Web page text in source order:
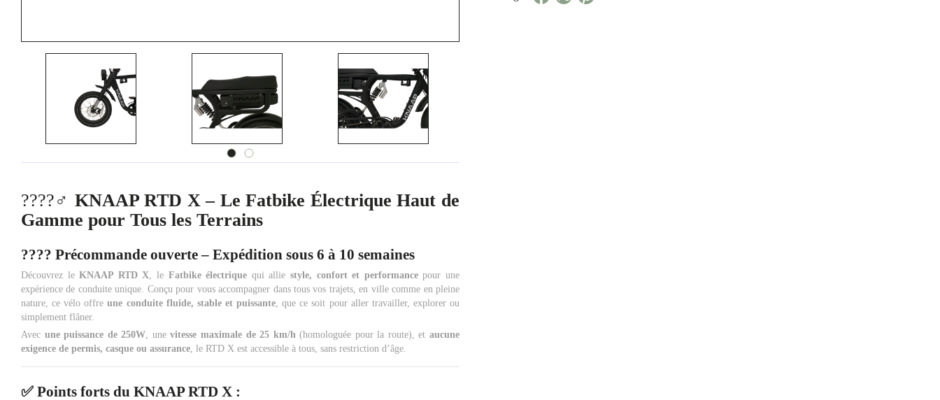
????‍♂️ KNAAP RTD X – Le Fatbike Électrique Haut de
Gamme pour Tous les Terrains
???? Précommande ouverte – Expédition sous 6 à 10 semaines
Découvrez leKNAAP RTD X , le Fatbike électrique qui alliestyle, confort et performancepour une
expérience de conduite unique. Conçu pour vous accompagner dans tous vos trajets, en ville comme en pleine
nature, ce vélo offreune conduite fluide, stable et puissante , que ce soit pour aller travailler, explorer ou
simplement flâner.
Avec une puissance de 250W , unevitesse maximale de 25 km/h (homologuée pour la route), et aucune
exigence de permis, casque ou assurance , le RTD X est accessible à tous, sans restriction d’âge.
✅ Points forts du KNAAP RTD X :